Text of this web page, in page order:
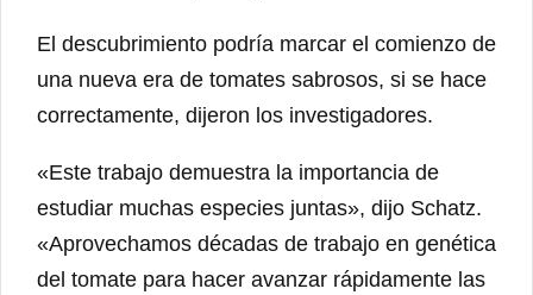
El descubrimiento podría marcar el comienzo de
una nueva era de tomates sabrosos, si se hace
correctamente, dijeron los investigadores.
«Este trabajo demuestra la importancia de
estudiar muchas especies juntas», dijo Schatz.
«Aprovechamos décadas de trabajo en genética
del tomate para hacer avanzar rápidamente las